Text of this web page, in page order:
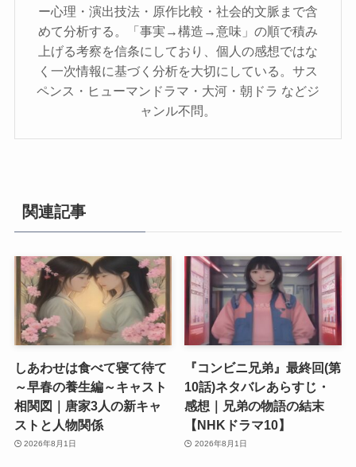
ー心理・演出技法・原作比較・社会的文脈まで含
めて分析する。「事実→構造→意味」の順で積み
上げる考察を信条にしており、個人の感想ではな
く一次情報に基づく分析を大切にしている。サス
ペンス・ヒューマンドラマ・大河・朝ドラ などジ
ャンル不問。
関連記事
しあわせは食べて寝て待て
～早春の養生編～キャスト
相関図｜唐家3人の新キャ
ストと人物関係
2026年8月1日
『コンビニ兄弟』最終回(第
10話)ネタバレあらすじ・
感想｜兄弟の物語の結末
【NHKドラマ10】
2026年8月1日